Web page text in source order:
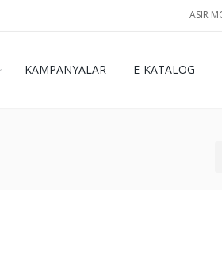
ASIR
KAMPANYALAR E-KATALOG